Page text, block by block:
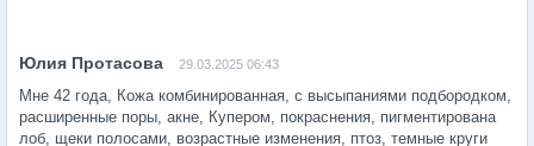
29.03.2025 06:43
Мне 42 года, Кожа комбинированная, с высыпаниями подбородком,
расширенные поры, акне, Купером, покраснения, пигментирована
лоб, щеки полосами, возрастные изменения, птоз, темные круги